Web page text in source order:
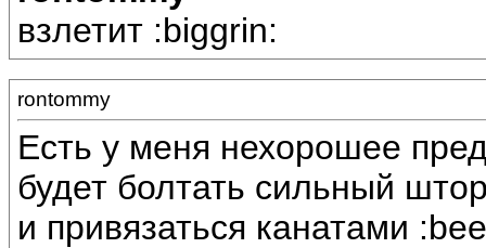
взлетит :biggrin:
rontommy
Есть у меня нехорошее
будет болтать сильный
и привязаться канатами